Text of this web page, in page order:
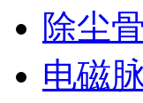
除尘
电磁